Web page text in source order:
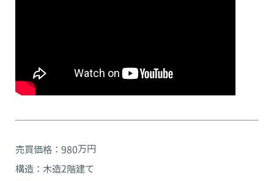
売買価格：980万円
構造：木造2階建て